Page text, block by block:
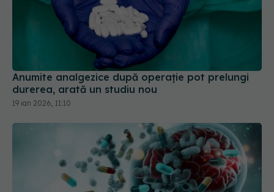
Anumite analgezice după operație pot prelungi
durerea, arată un studiu nou
19 ian 2026, 11:10